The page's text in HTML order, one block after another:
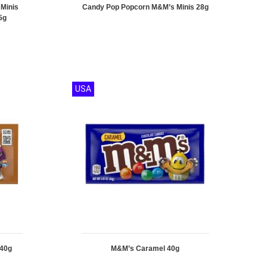
Candy Pop Popcorn M&M’s Minis 28g
M&M’s Caramel 40g
USA